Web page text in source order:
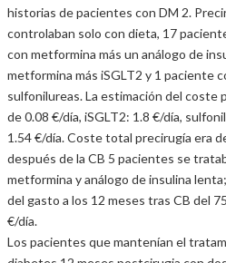
historias de pacientes con DM 2.
controlaban solo con dieta, 17
con metformina más un análogo de
metformina más iSGLT2 y 1 paciente
sulfonilureas. La estimación del coste
de 0.08 €/día, iSGLT2: 1.8 €/día,
1.54 €/día. Coste total precirugía era
después de la CB 5 pacientes se
metformina y análogo de insulina
del gasto a los 12 meses tras CB del
€/día.
Los pacientes que mantenían el